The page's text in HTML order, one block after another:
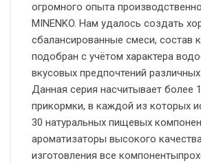
огромного опыта
MINENKO. Нам удалось создать
сбалансированные смеси, состав
подобран с учётом характера
вкусовых предпочтений
Данная серия насчитывает более
прикормки, в каждой из которых
30 натуральных пищевых
ароматизаторы высокого
изготовления все